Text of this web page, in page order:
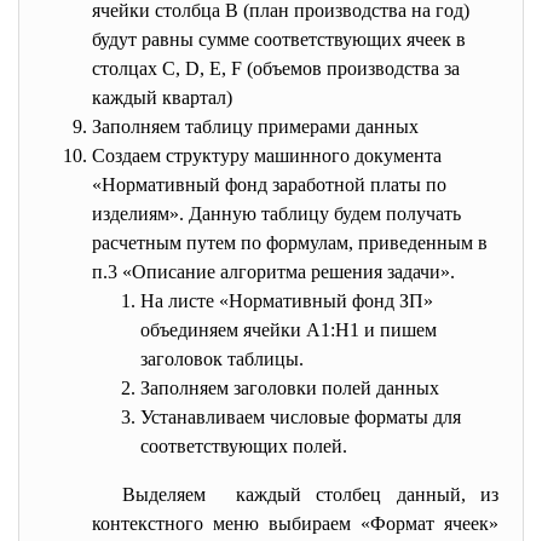
ячейки столбца B (план производства на год)
будут равны сумме соответствующих ячеек в
столцах C, D, E, F (объемов производства за
каждый квартал)
Заполняем таблицу примерами данных
Создаем структуру машинного документа
«Нормативный фонд заработной платы по
изделиям». Данную таблицу будем получать
расчетным путем по формулам, приведенным в
п.3 «Описание алгоритма решения задачи».
На листе «Нормативный фонд ЗП»
объединяем ячейки A1:H1 и пишем
заголовок таблицы.
Заполняем заголовки полей данных
Устанавливаем числовые форматы для
соответствующих полей.
Выделяем каждый столбец данный, из
контекстного меню выбираем «Формат ячеек»